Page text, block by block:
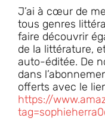
J’ai à cœur de
tous genres
faire découvrir
de la littérature,
auto-éditée. De
dans
offerts avec le
https://